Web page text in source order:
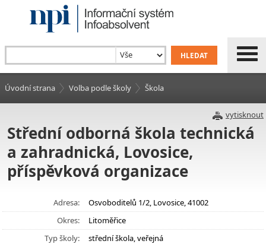
Úvodní strana Volba podle školy Škola
vytisknout
Střední odborná škola technická
a zahradnická, Lovosice,
příspěvková organizace
Adresa:
Osvoboditelů 1/2, Lovosice, 41002
Okres:
Litoměřice
Typ školy:
střední škola, veřejná